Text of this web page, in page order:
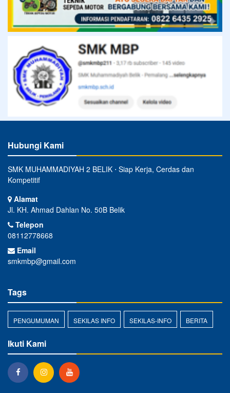
Hubungi Kami
SMK MUHAMMADIYAH 2 BELIK ⋅ Siap Kerja, Cerdas dan
Kompetitif
Alamat
Jl. KH. Ahmad Dahlan No. 50B Belik
Telepon
08112778668
Email
smkmbp@gmail.com
Tags
PENGUMUMAN SEKILAS INFO SEKILAS-INFO BERITA
Ikuti Kami